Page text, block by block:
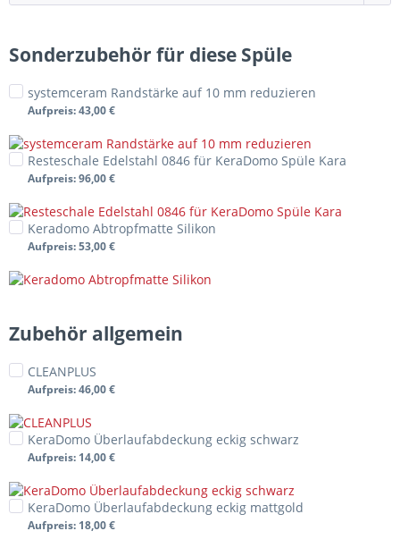
Sonderzubehör für diese Spüle
systemceram Randstärke auf 10 mm reduzieren
Aufpreis: 43,00 €
Resteschale Edelstahl 0846 für KeraDomo Spüle Kara
Aufpreis: 96,00 €
Keradomo Abtropfmatte Silikon
Aufpreis: 53,00 €
Zubehör allgemein
CLEANPLUS
Aufpreis: 46,00 €
KeraDomo Überlaufabdeckung eckig schwarz
Aufpreis: 14,00 €
KeraDomo Überlaufabdeckung eckig mattgold
Aufpreis: 18,00 €